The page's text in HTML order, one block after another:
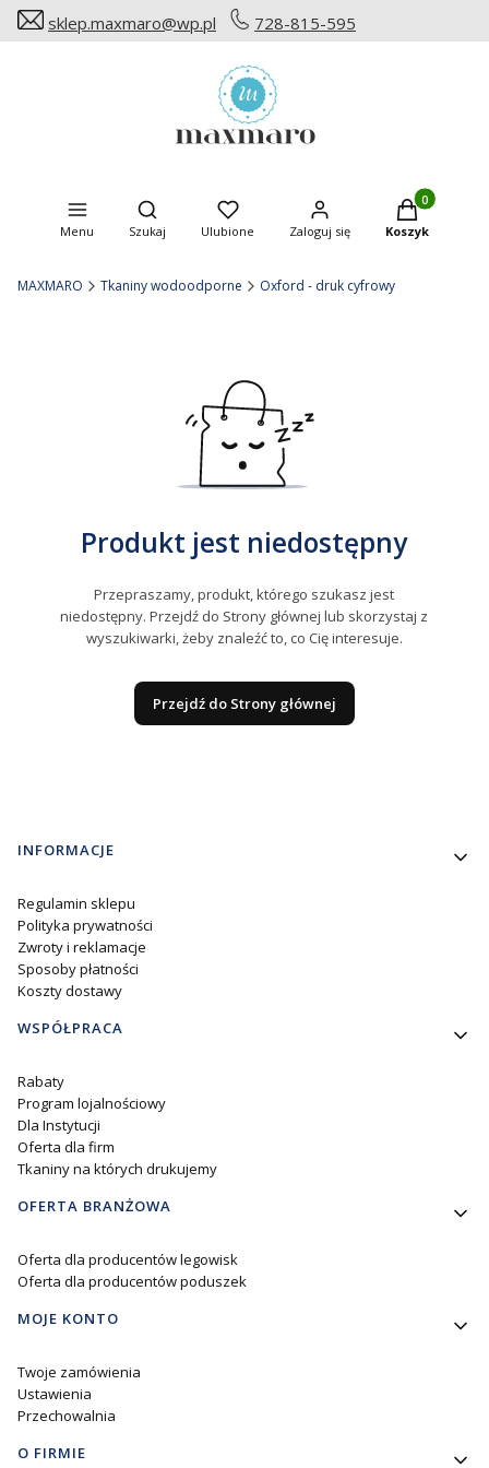
sklep.maxmaro@wp.pl 728-815-595
Menu
Otwórz wyszukiwarkę
Szukaj Ulubione Zaloguj się
Produkty w
Koszyk
MAXMARO Tkaniny wodoodporne Oxford - druk cyfrowy
Produkt jest niedostępny
Przepraszamy, produkt, którego szukasz jest
niedostępny. Przejdź do Strony głównej lub skorzystaj z
wyszukiwarki, żeby znaleźć to, co Cię interesuje.
Przejdź do Strony głównej
Linki w stopce
INFORMACJE
Regulamin sklepu
Polityka prywatności
Zwroty i reklamacje
Sposoby płatności
Koszty dostawy
WSPÓŁPRACA
Rabaty
Program lojalnościowy
Dla Instytucji
Oferta dla firm
Tkaniny na których drukujemy
OFERTA BRANŻOWA
Oferta dla producentów legowisk
Oferta dla producentów poduszek
MOJE KONTO
Twoje zamówienia
Ustawienia
Przechowalnia
O FIRMIE